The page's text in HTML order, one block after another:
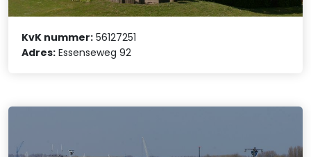
KvK nummer: 56127251
Adres: Essenseweg 92